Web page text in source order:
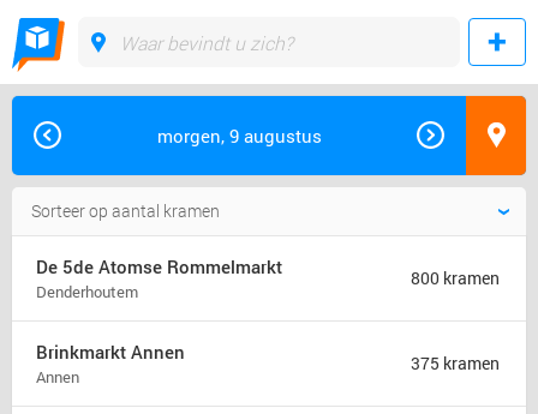
morgen, 9 augustus
De 5de Atomse Rommelmarkt
Denderhoutem
800 kramen
Brinkmarkt Annen
Annen
375 kramen